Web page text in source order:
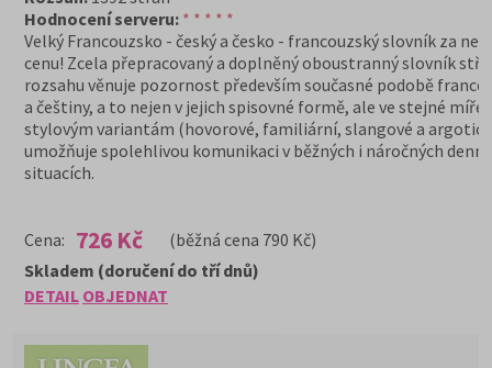
Hodnocení serveru: * * * * *
Velký Francouzsko - český a česko - francouzský slovník za
cenu! Zcela přepracovaný a doplněný oboustranný slovník
rozsahu věnuje pozornost především současné podobě
a češtiny, a to nejen v jejich spisovné formě, ale ve stejné míře
stylovým variantám (hovorové, familiární, slangové a
umožňuje spolehlivou komunikaci v běžných i náročných
situacích.
Cena: 726 Kč (běžná cena 790 Kč)
DETAIL OBJEDNAT
Skladem (doručení do tří dnů)